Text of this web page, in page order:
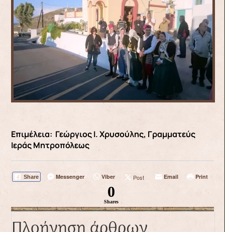
Επιμέλεια: Γεώργιος Ι. Χρυσούλης, Γραμματεύς
Ιεράς Μητροπόλεως
Share Messenger Viber Post Email Print
0
Shares